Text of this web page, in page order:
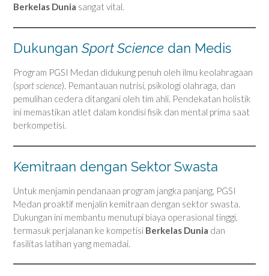
Berkelas Dunia sangat vital.
Dukungan Sport Science dan Medis
Program PGSI Medan didukung penuh oleh ilmu keolahragaan
(sport science). Pemantauan nutrisi, psikologi olahraga, dan
pemulihan cedera ditangani oleh tim ahli. Pendekatan holistik
ini memastikan atlet dalam kondisi fisik dan mental prima saat
berkompetisi.
Kemitraan dengan Sektor Swasta
Untuk menjamin pendanaan program jangka panjang, PGSI
Medan proaktif menjalin kemitraan dengan sektor swasta.
Dukungan ini membantu menutupi biaya operasional tinggi,
termasuk perjalanan ke kompetisi Berkelas Dunia dan
fasilitas latihan yang memadai.